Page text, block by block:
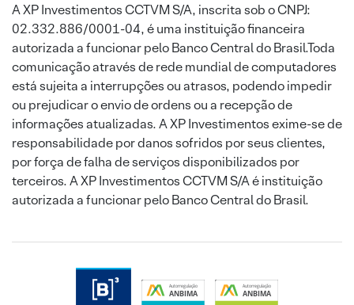
A XP Investimentos CCTVM S/A, inscrita sob o CNPJ:
02.332.886/0001-04, é uma instituição financeira
autorizada a funcionar pelo Banco Central do Brasil.Toda
comunicação através de rede mundial de computadores
está sujeita a interrupções ou atrasos, podendo impedir
ou prejudicar o envio de ordens ou a recepção de
informações atualizadas. A XP Investimentos exime-se de
responsabilidade por danos sofridos por seus clientes,
por força de falha de serviços disponibilizados por
terceiros. A XP Investimentos CCTVM S/A é instituição
autorizada a funcionar pelo Banco Central do Brasil.